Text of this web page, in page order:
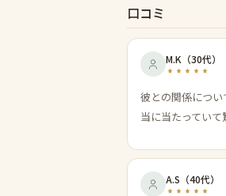
口コミ
M.K （30代）
彼との関係につ
当に当たっていて
A.S （40代）